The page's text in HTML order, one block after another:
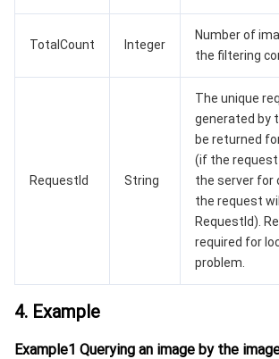
TotalCount Integer
Number of
the filtering
RequestId String
The unique
generated by
be returned
(if the
the server for
the request
RequestId).
required for
problem.
4. Example
Example1 Querying an image by the